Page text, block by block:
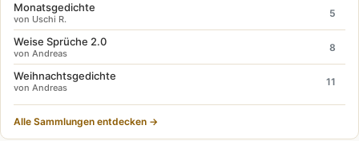
Monatsgedichte
von Uschi R.
5
Weise Sprüche 2.0
von Andreas
8
Weihnachtsgedichte
von Andreas
11
Alle Sammlungen entdecken →